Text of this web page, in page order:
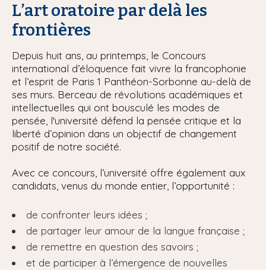
L’art oratoire par delà les
frontières
Depuis huit ans, au printemps, le Concours
international d’éloquence fait vivre la francophonie
et l’esprit de Paris 1 Panthéon-Sorbonne au-delà de
ses murs. Berceau de révolutions académiques et
intellectuelles qui ont bousculé les modes de
pensée, l'université défend la pensée critique et la
liberté d’opinion dans un objectif de changement
positif de notre société.
Avec ce concours, l’université offre également aux
candidats, venus du monde entier, l’opportunité :
de confronter leurs idées ;
de partager leur amour de la langue française ;
de remettre en question des savoirs ;
et de participer à l’émergence de nouvelles